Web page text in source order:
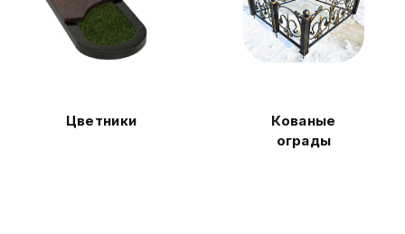
Цветники
Кованые
ограды